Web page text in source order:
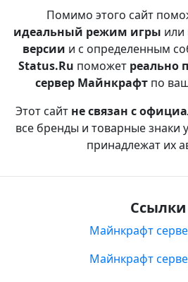
Помимо этого сайт
идеальный режим игры или
версии и с определенным
Status.Ru поможет реально
сервер Майнкрафт по
Этот сайт не связан с
все бренды и товарные знаки
принадлежат их
Ссылки
Майнкрафт
Майнкрафт